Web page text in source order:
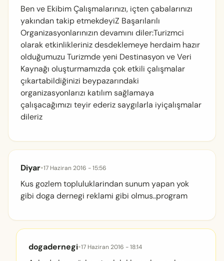
Ben ve Ekibim Çalışmalarınızı, içten çabalarınızı
yakından takip etmekdeyiZ Başarılarılı
Organizasyonlarınızın devamını diler:Turizmci
olarak etkinlikleriniz desdeklemeye herdaim hazır
olduğumuzu Turizmde yeni Destinasyon ve Veri
Kaynağı oluşturmamızda çok etkili çalışmalar
çıkartabildiğinizi beypazarındaki
organizasyonlarızı katılım sağlamaya
çalışacağımızı teyir ederiz saygılarla iyiçalışmalar
dileriz
Diyar•17 Haziran 2016 - 15:56
Kus gozlem topluluklarindan sunum yapan yok
gibi doga dernegi reklami gibi olmus..program
dogadernegi•17 Haziran 2016 - 18:14